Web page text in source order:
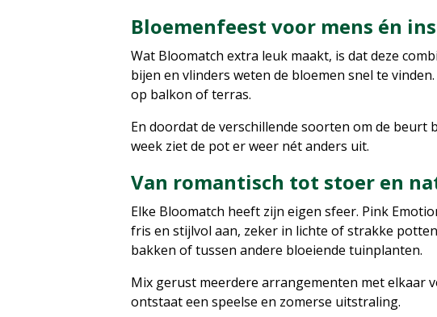
Bloemenfeest voor mens én
Wat Bloomatch extra leuk maakt, is dat deze
bijen en vlinders weten de bloemen snel te
op balkon of terras.
En doordat de verschillende soorten om de
week ziet de pot er weer nét anders uit.
Van romantisch tot stoer en
Elke Bloomatch heeft zijn eigen sfeer. Pink
fris en stijlvol aan, zeker in lichte of strakke
bakken of tussen andere bloeiende tuinplanten.
Mix gerust meerdere arrangementen met elkaar
ontstaat een speelse en zomerse uitstraling.